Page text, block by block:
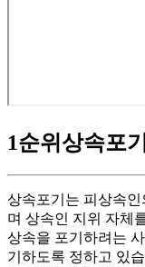
1순위상속포기
상속포기는 피상속
며 상속인 지위 자체
상속을 포기하려는
기하도록 정하고 있